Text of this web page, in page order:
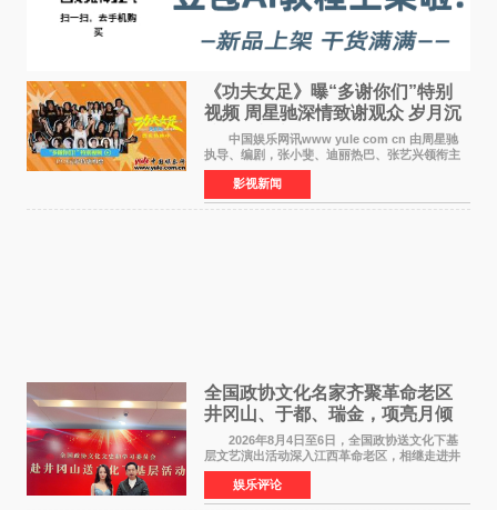
《功夫女足》曝“多谢你们”特别
视频 周星驰深情致谢观众 岁月沉
淀不灭初心
中国娱乐网讯www yule com cn 由周星驰
执导、编剧，张小斐、迪丽热巴、张艺兴领衔主
演，刘嘉玲、佐藤健特别出演，艾米、雪野、蔡
思贝、胡予安、倪好特别介绍的喜剧电影《功夫
女足》释出多谢你
影视新闻
全国政协文化名家齐聚革命老区
井冈山、于都、瑞金，项亮月倾
情献唱《桃花谣》致敬红色沃土
2026年8月4日至6日，全国政协送文化下基
层文艺演出活动深入江西革命老区，相继走进井
冈山、于都长征出发地、瑞金三地。由全国政协
文化文史和学习委员会副主任、甘肃省政协原主
席欧阳坚率团，一
娱乐评论